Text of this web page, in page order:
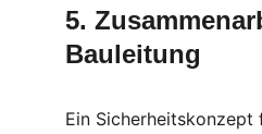
5.
Bauleitung
Ein Sicherheitskonzept